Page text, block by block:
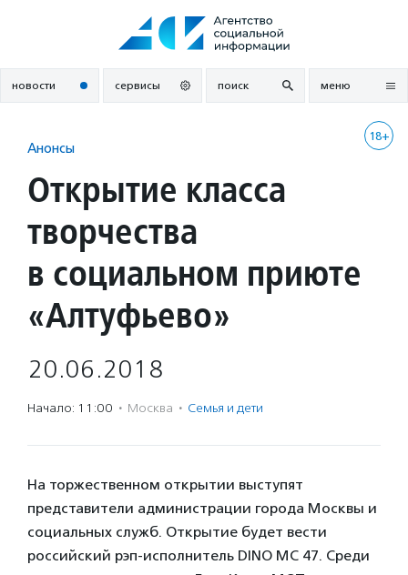
новости сервисы поиск меню
18+
Анонсы
Открытие класса
творчества
в социальном приюте
«Алтуфьево»
20.06.2018
Начало: 11:00 · Москва · Семья и дети
На торжественном открытии выступят
представители администрации города Москвы и
социальных служб. Открытие будет вести
российский рэп-исполнитель DINO MC 47. Среди